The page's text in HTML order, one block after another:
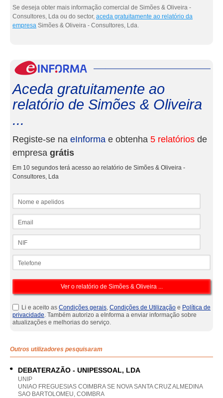
Se deseja obter mais informação comercial de Simões & Oliveira -
Consultores, Lda ou do sector, aceda gratuitamente ao relatório da
empresa Simões & Oliveira - Consultores, Lda.
Aceda gratuitamente ao
relatório de Simões & Oliveira
...
Registe-se na eInforma e obtenha 5 relatórios de
empresa grátis
Em 10 segundos terá acesso ao relatório de Simões & Oliveira -
Consultores, Lda
Li e aceito as Condições gerais, Condições de Utilização e Política de
privacidade. Também autorizo a eInforma a enviar informação sobre
atualizações e melhorias do serviço.
Outros utilizadores pesquisaram
DEBATERAZÃO - UNIPESSOAL, LDA
UNIP
UNIAO FREGUESIAS COIMBRA SE NOVA SANTA CRUZ ALMEDINA
SAO BARTOLOMEU, COIMBRA